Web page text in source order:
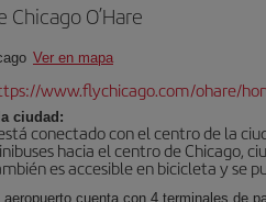
O’Hare
Ver en mapa
www.flychicago.com/ohare/
ciudad:
conectado con el centro de la
hacia el centro de Chicago,
es accesible en bicicleta y se
aeropuerto cuenta con 4 terminales de